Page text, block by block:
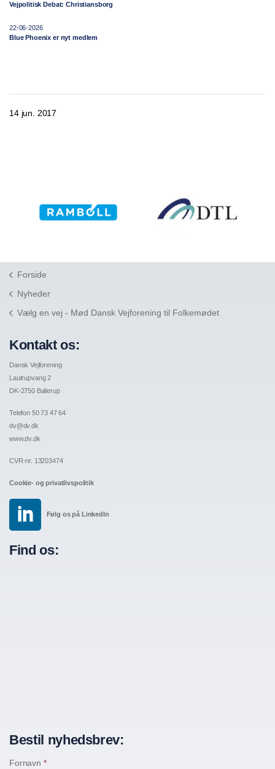
Vejpolitisk Debat: Christiansborg
22-06-2026
Blue Phoenix er nyt medlem
14 jun. 2017
Forside
Nyheder
Vælg en vej - Mød Dansk Vejforening til Folkemødet
Kontakt os:
Dansk Vejforening
Lautrupvang 2
DK-2750 Ballerup
Telefon 50 73 47 64
dv@dv.dk
www.dv.dk
CVR-nr. 13203474
Cookie- og privatlivspolitik
Følg os på LinkedIn
Find os:
Bestil nyhedsbrev:
Fornavn *